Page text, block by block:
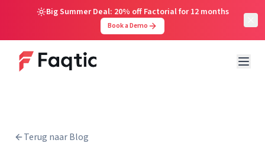
Big Summer Deal: 20% off Factorial for 12 months
Book a Demo
Terug naar Blog